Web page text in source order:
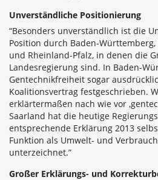
Unverständliche Positionierung
“Besonders unverständlich ist die
Position durch Baden-
und Rheinland-Pfalz, in denen die
Landesregierung sind. In Baden-
Gentechnikfreiheit sogar
Koalitionsvertrag festgeschrieben.
erklärtermaßen nach wie vor
Saarland hat die heutige
entsprechende Erklärung 2013
Funktion als Umwelt- und
unterzeichnet.”
Großer Erklärungs- und